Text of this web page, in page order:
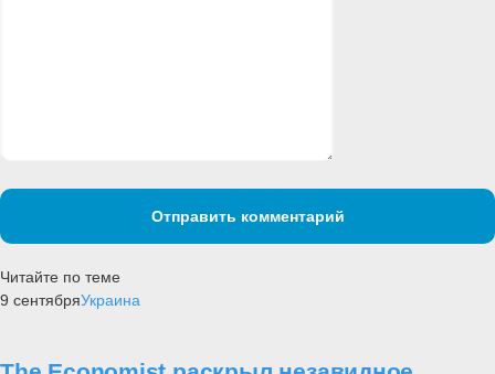
Отправить комментарий
Читайте по теме
9 сентябряУкраина